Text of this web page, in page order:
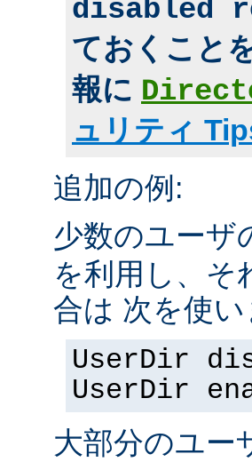
disabled
ておくこと
報に
ュリティ
追加の例:
少数のユーザ
を利用し、そ
合は 次を使
UserDir
UserDir
大部分のユー